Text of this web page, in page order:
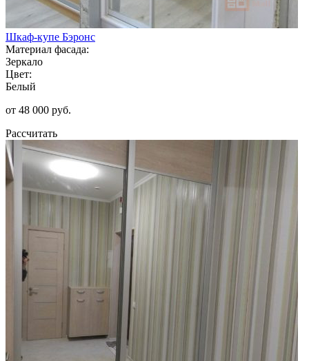
Шкаф-купе Бэронс
Материал фасада:
Зеркало
Цвет:
Белый
от 48 000 руб.
Рассчитать